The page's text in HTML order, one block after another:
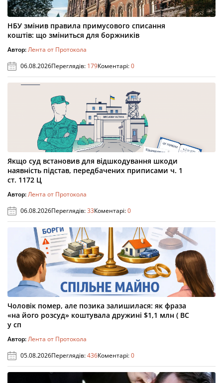
НБУ змінив правила примусового списання
коштів: що зміниться для боржників
Автор:Лента от Протокола
06.08.2026Переглядів: 179Коментарі:0
Якщо суд встановив для відшкодування шкоди
наявність підстав, передбачених приписами ч. 1
ст. 1172 Ц
Автор:Лента от Протокола
06.08.2026Переглядів:33Коментарі:0
Чоловік помер, але позика залишилася: як фраза
«на його розсуд» коштувала дружині $1,1 млн ( ВС
у сп
Автор:Лента от Протокола
05.08.2026Переглядів:436Коментарі:0